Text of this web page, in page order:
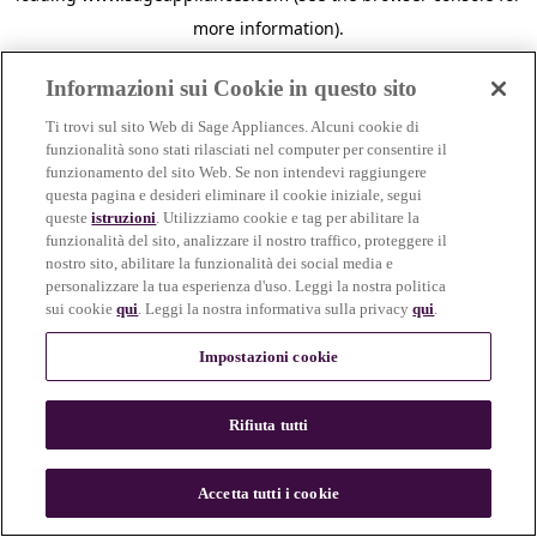
more information).
n
Informazioni sui Cookie in questo sito
Ti trovi sul sito Web di Sage Appliances. Alcuni cookie di
funzionalità sono stati rilasciati nel computer per consentire il
funzionamento del sito Web. Se non intendevi raggiungere
questa pagina e desideri eliminare il cookie iniziale, segui
questeistruzioni. Utilizziamo cookie e tag per abilitare la
funzionalità del sito, analizzare il nostro traffico, proteggere il
nostro sito, abilitare la funzionalità dei social media e
personalizzare la tua esperienza d'uso. Leggi la nostra politica
sui cookiequi. Leggi la nostra informativa sulla privacyqui.
Impostazioni cookie
Rifiuta tutti
Accetta tutti i cookie